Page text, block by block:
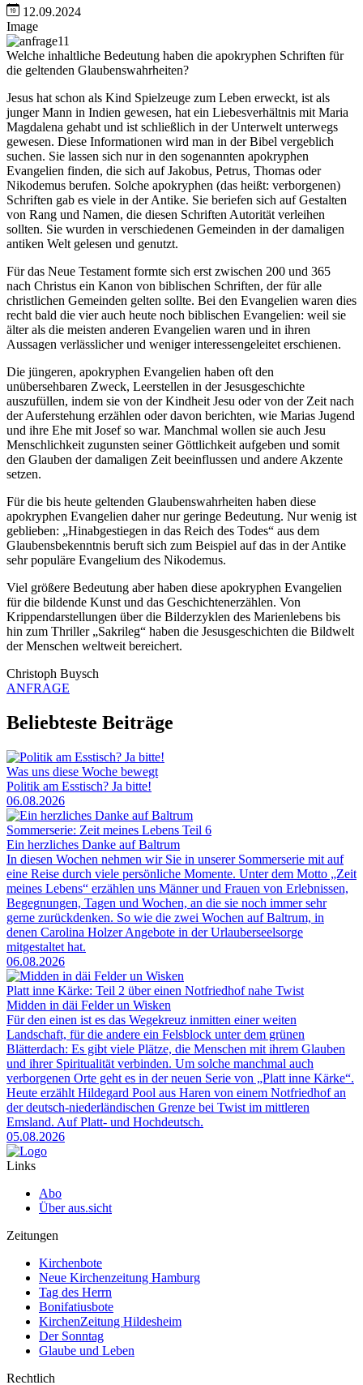
12.09.2024
Image
Welche inhaltliche Bedeutung haben die apokryphen Schriften für
die geltenden Glaubenswahrheiten?
Jesus hat schon als Kind Spielzeuge zum Leben erweckt, ist als
junger Mann in Indien gewesen, hat ein Liebesverhältnis mit Maria
Magdalena gehabt und ist schließlich in der Unterwelt unterwegs
gewesen. Diese Informationen wird man in der Bibel vergeblich
suchen. Sie lassen sich nur in den sogenannten apokryphen
Evangelien finden, die sich auf Jakobus, Petrus, Thomas oder
Nikodemus berufen. Solche apokryphen (das heißt: verborgenen)
Schriften gab es viele in der Antike. Sie beriefen sich auf Gestalten
von Rang und Namen, die diesen Schriften Autorität verleihen
sollten. Sie wurden in verschiedenen Gemeinden in der damaligen
antiken Welt gelesen und genutzt.
Für das Neue Testament formte sich erst zwischen 200 und 365
nach Christus ein Kanon von biblischen Schriften, der für alle
christlichen Gemeinden gelten sollte. Bei den Evangelien waren dies
recht bald die vier auch heute noch biblischen Evangelien: weil sie
älter als die meisten anderen Evangelien waren und in ihren
Aussagen verlässlicher und weniger interessengeleitet erschienen.
Die jüngeren, apokryphen Evangelien haben oft den
unübersehbaren Zweck, Leerstellen in der Jesusgeschichte
auszufüllen, indem sie von der Kindheit Jesu oder von der Zeit nach
der Auferstehung erzählen oder davon berichten, wie Marias Jugend
und ihre Ehe mit Josef so war. Manchmal wollen sie auch Jesu
Menschlichkeit zugunsten seiner Göttlichkeit aufgeben und somit
den Glauben der damaligen Zeit beeinflussen und andere Akzente
setzen.
Für die bis heute geltenden Glaubenswahrheiten haben diese
apokryphen Evangelien daher nur geringe Bedeutung. Nur wenig ist
geblieben: „Hinabgestiegen in das Reich des Todes“ aus dem
Glaubensbekenntnis beruft sich zum Beispiel auf das in der Antike
sehr populäre Evangelium des Nikodemus.
Viel größere Bedeutung aber haben diese apokryphen Evangelien
für die bildende Kunst und das Geschichtenerzählen. Von
Krippendarstellungen über die Bilderzyklen des Marienlebens bis
hin zum Thriller „Sakrileg“ haben die Jesusgeschichten die Bildwelt
der Menschen weltweit bereichert.
Christoph Buysch
ANFRAGE
Beliebteste Beiträge
Was uns diese Woche bewegt
Politik am Esstisch? Ja bitte!
06.08.2026
Sommerserie: Zeit meines Lebens Teil 6
Ein herzliches Danke auf Baltrum
In diesen Wochen nehmen wir Sie in unserer Sommerserie mit auf
eine Reise durch viele persönliche Momente. Unter dem Motto „Zeit
meines Lebens“ erzählen uns Männer und Frauen von Erlebnissen,
Begegnungen, Tagen und Wochen, an die sie noch immer sehr
gerne zurückdenken. So wie die zwei Wochen auf Baltrum, in
denen Carolina Holzer Angebote in der Urlauberseelsorge
mitgestaltet hat.
06.08.2026
Platt inne Kärke: Teil 2 über einen Notfriedhof nahe Twist
Midden in däi Felder un Wisken
Für den einen ist es das Wegekreuz inmitten einer weiten
Landschaft, für die andere ein Felsblock unter dem grünen
Blätterdach: Es gibt viele Plätze, die Menschen mit ihrem Glauben
und ihrer Spiritualität verbinden. Um solche manchmal auch
verborgenen Orte geht es in der neuen Serie von „Platt inne Kärke“.
Heute erzählt Hildegard Pool aus Haren von einem Notfriedhof an
der deutsch-niederländischen Grenze bei Twist im mittleren
Emsland. Auf Platt- und Hochdeutsch.
05.08.2026
Links
Abo
Über aus.sicht
Zeitungen
Kirchenbote
Neue Kirchenzeitung Hamburg
Tag des Herrn
Bonifatiusbote
KirchenZeitung Hildesheim
Der Sonntag
Glaube und Leben
Rechtlich